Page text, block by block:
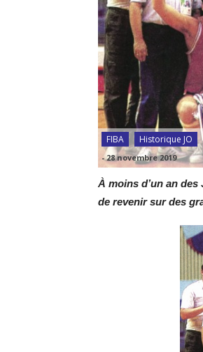
FIBA Historique JO
-28 novembre 2019
À moins d’un an
de revenir sur des